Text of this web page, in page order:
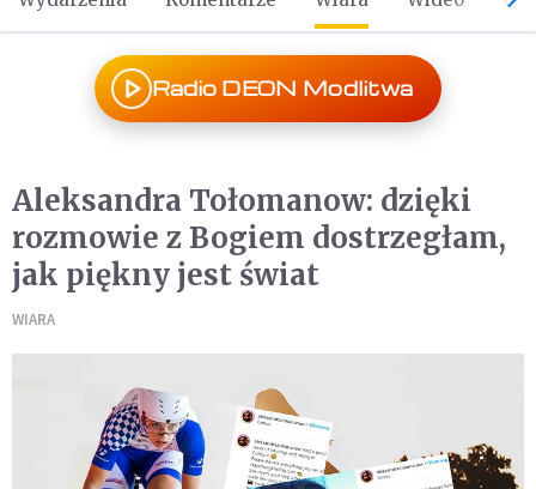
Radio DEON Modlitwa
Aleksandra Tołomanow: dzięki
rozmowie z Bogiem dostrzegłam,
jak piękny jest świat
WIARA